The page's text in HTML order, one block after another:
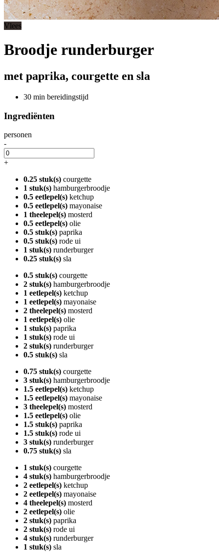
Vlees
Broodje runderburger
met paprika, courgette en sla
30 min bereidingstijd
Ingrediënten
personen
-
+
0.25 stuk(s) courgette
1 stuk(s) hamburgerbroodje
0.5 eetlepel(s) ketchup
0.5 eetlepel(s) mayonaise
1 theelepel(s) mosterd
0.5 eetlepel(s) olie
0.5 stuk(s) paprika
0.5 stuk(s) rode ui
1 stuk(s) runderburger
0.25 stuk(s) sla
0.5 stuk(s) courgette
2 stuk(s) hamburgerbroodje
1 eetlepel(s) ketchup
1 eetlepel(s) mayonaise
2 theelepel(s) mosterd
1 eetlepel(s) olie
1 stuk(s) paprika
1 stuk(s) rode ui
2 stuk(s) runderburger
0.5 stuk(s) sla
0.75 stuk(s) courgette
3 stuk(s) hamburgerbroodje
1.5 eetlepel(s) ketchup
1.5 eetlepel(s) mayonaise
3 theelepel(s) mosterd
1.5 eetlepel(s) olie
1.5 stuk(s) paprika
1.5 stuk(s) rode ui
3 stuk(s) runderburger
0.75 stuk(s) sla
1 stuk(s) courgette
4 stuk(s) hamburgerbroodje
2 eetlepel(s) ketchup
2 eetlepel(s) mayonaise
4 theelepel(s) mosterd
2 eetlepel(s) olie
2 stuk(s) paprika
2 stuk(s) rode ui
4 stuk(s) runderburger
1 stuk(s) sla